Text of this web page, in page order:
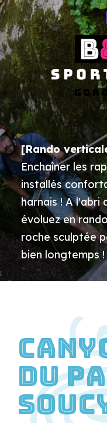
[Rando
Enchaîner les
installés
harnais ! A l'abri
évoluez en
roche sculptée
bien longtemps !
du